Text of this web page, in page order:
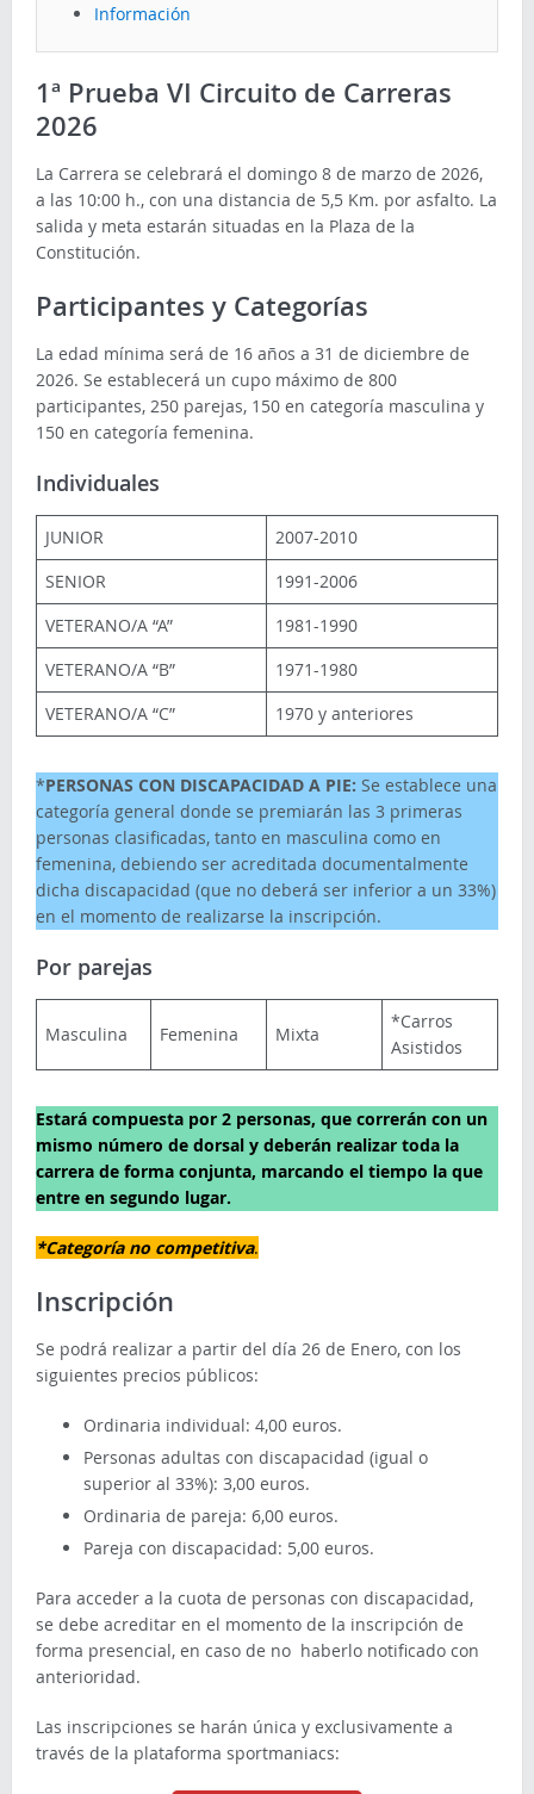
Información
1ª Prueba VI Circuito de Carreras
2026
La Carrera se celebrará el domingo 8 de marzo de 2026,
a las 10:00 h., con una distancia de 5,5 Km. por asfalto. La
salida y meta estarán situadas en la Plaza de la
Constitución.
Participantes y Categorías
La edad mínima será de 16 años a 31 de diciembre de
2026. Se establecerá un cupo máximo de 800
participantes, 250 parejas, 150 en categoría masculina y
150 en categoría femenina.
Individuales
JUNIOR
2007-2010
SENIOR
1991-2006
VETERANO/A “A”
1981-1990
VETERANO/A “B”
1971-1980
VETERANO/A “C”
1970 y anteriores
*PERSONAS CON DISCAPACIDAD A PIE: Se establece una
categoría general donde se premiarán las 3 primeras
personas clasificadas, tanto en masculina como en
femenina, debiendo ser acreditada documentalmente
dicha discapacidad (que no deberá ser inferior a un 33%)
en el momento de realizarse la inscripción.
Por parejas
Masculina Femenina Mixta
*Carros
Asistidos
Estará compuesta por 2 personas, que correrán con un
mismo número de dorsal y deberán realizar toda la
carrera de forma conjunta, marcando el tiempo la que
entre en segundo lugar.
*Categoría no competitiva.
Inscripción
Se podrá realizar a partir del día 26 de Enero, con los
siguientes precios públicos:
Ordinaria individual: 4,00 euros.
Personas adultas con discapacidad (igual o
superior al 33%): 3,00 euros.
Ordinaria de pareja: 6,00 euros.
Pareja con discapacidad: 5,00 euros.
Para acceder a la cuota de personas con discapacidad,
se debe acreditar en el momento de la inscripción de
forma presencial, en caso de no haberlo notificado con
anterioridad.
Las inscripciones se harán única y exclusivamente a
través de la plataforma sportmaniacs: